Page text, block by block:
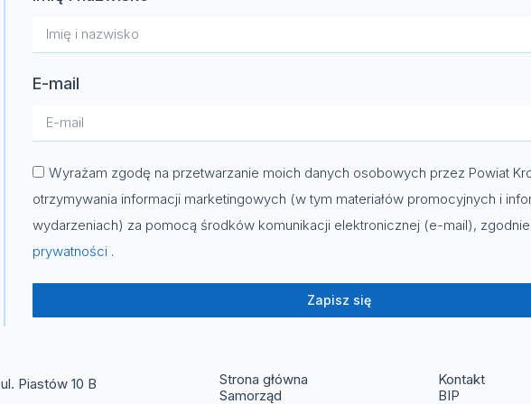
E-mail
Wyrażam zgodę na przetwarzanie moich danych osobowych przez Powiat
otrzymywania informacji marketingowych (w tym materiałów promocyjnych i
wydarzeniach) za pomocą środków komunikacji elektronicznej (e-mail),
prywatności .
Zapisz się
ul. Piastów 10 B
Strona główna
Samorząd
Kontakt
BIP(otwiera